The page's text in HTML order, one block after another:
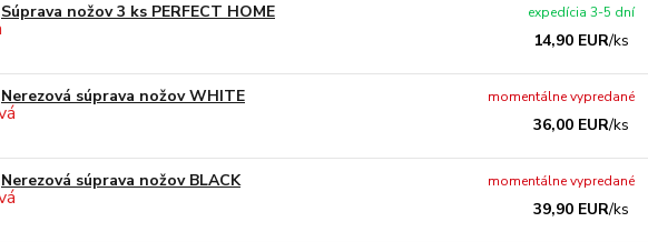
Súprava nožov 3 ks PERFECT HOME
14,90 EUR/ks
expedícia 3-5 dní
Nerezová súprava nožov WHITE
36,00 EUR/ks
momentálne vypredané
Nerezová súprava nožov BLACK
39,90 EUR/ks
momentálne vypredané